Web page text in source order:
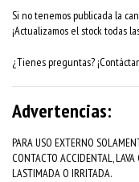
Si no tenemos publicada la
¡Actualizamos el stock todas
¿Tienes preguntas?
Advertencias:
PARA USO EXTERNO
CONTACTO ACCIDENTAL,
LASTIMADA O IRRITADA.